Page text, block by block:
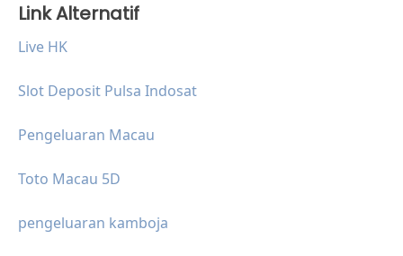
Link Alternatif
Live HK
Slot Deposit Pulsa Indosat
Pengeluaran Macau
Toto Macau 5D
pengeluaran kamboja